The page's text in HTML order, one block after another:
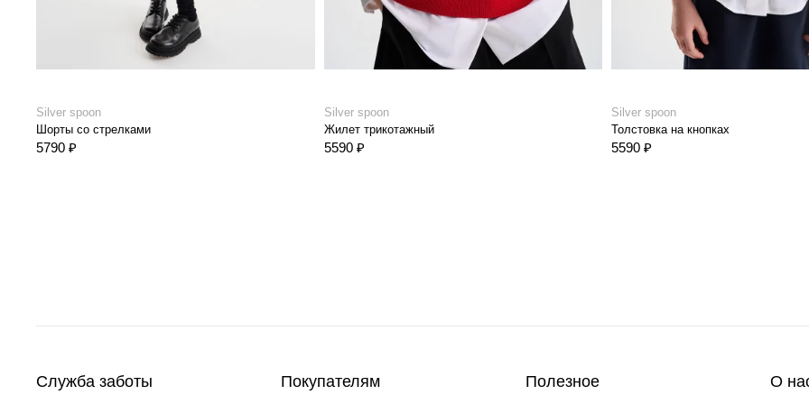
Silver spoon
Шорты со стрелками
5790 ₽
Silver spoon
Жилет трикотажный
5590 ₽
Silver spoon
Толстовка на кнопках
5590 ₽
Служба заботы Покупателям Полезное О